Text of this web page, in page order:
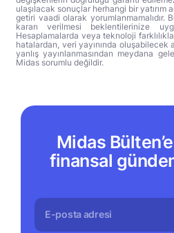
ulaşılacak sonuçlar herhangi bir yatırım
getiri vaadi olarak yorumlanmamalıdır.
kararı verilmesi beklentilerinize
Hesaplamalarda veya teknoloji
hatalardan, veri yayınında
yanlış yayınlanmasından meydana
Midas sorumlu değildir.
Midas
finansal